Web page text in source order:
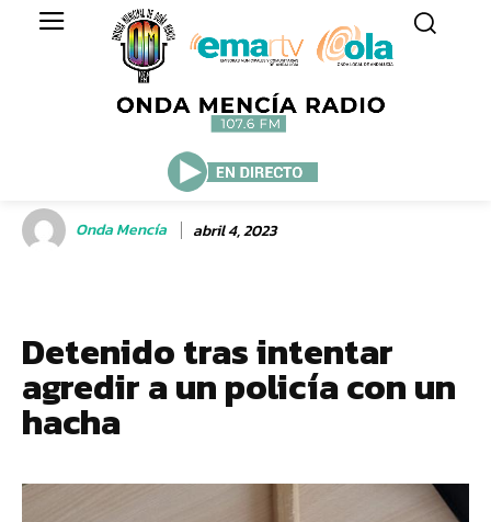
Onda Mencía abril 4, 2023
Detenido tras intentar
agredir a un policía con un
hacha